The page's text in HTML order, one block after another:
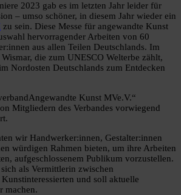
2023 gab es im letzten Jahr leider für
– umso schöner, in diesem Jahr wieder ein
zu sein. Diese Messe für angewandte Kunst
hervorragender Arbeiten von 60
aus allen Teilen Deutschlands. Im
die zum UNESCO Welterbe zählt,
Nordosten Deutschlands zum Entdecken
Kunst MVe.V.“
Mitgliedern des Verbandes vorwiegend
wir Handwerker:innen, Gestalter:innen
würdigen Rahmen bieten, um ihre Arbeiten
aufgeschlossenem Publikum vorzustellen.
als Vermittlerin zwischen
und soll aktuelle
machen.